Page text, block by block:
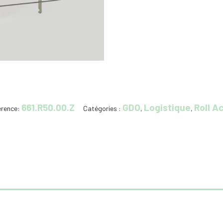
661.R50.00.Z Catégories : GDO, Logistique, Roll